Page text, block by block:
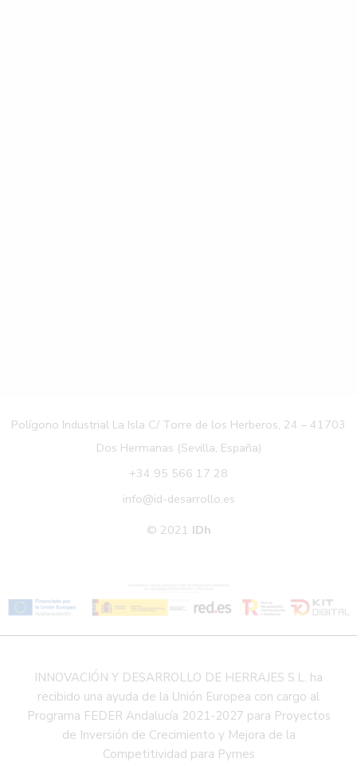
Polígono Industrial La Isla C/ Torre de los Herberos, 24 – 41703
Dos Hermanas (Sevilla, España)
+34 95 566 17 28
info@id-desarrollo.es
© 2021 IDh
INNOVACIÓN Y DESARROLLO DE HERRAJES S.L. ha
recibido una ayuda de la Unión Europea con cargo al
Programa FEDER Andalucía 2021-2027 para Proyectos
de Inversión de Crecimiento y Mejora de la
Competitividad para Pymes